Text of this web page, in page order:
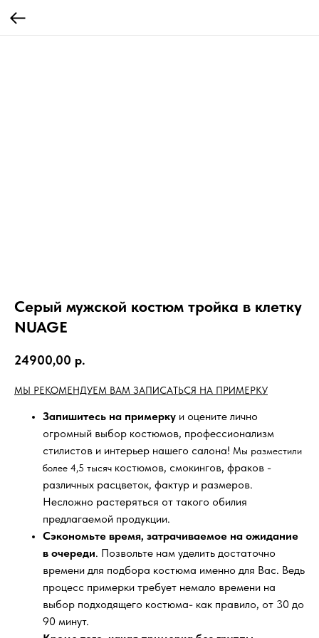
Серый мужской костюм тройка в клетку
NUAGE
24900,00 р.
МЫ РЕКОМЕНДУЕМ ВАМ ЗАПИСАТЬСЯ НА ПРИМЕРКУ
Запишитесь на примерку и оцените лично
огромный выбор костюмов, профессионализм
стилистов и интерьер нашего салона! Мы разместили
более 4,5 тысяч костюмов, смокингов, фраков -
различных расцветок, фактур и размеров.
Несложно растеряться от такого обилия
предлагаемой продукции.
Сэкономьте время, затрачиваемое на ожидание
в очереди. Позвольте нам уделить достаточно
времени для подбора костюма именно для Вас. Ведь
процесс примерки требует немало времени на
выбор подходящего костюма- как правило, от 30 до
90 минут.